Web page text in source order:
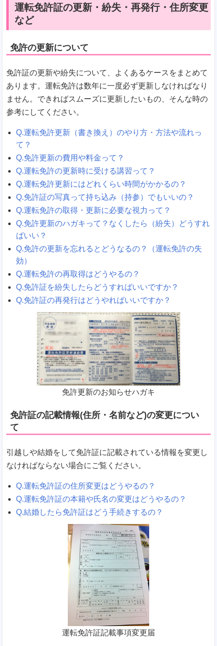
運転免許証の更新・紛失・再発行・住所変更
など
免許の更新について
免許証の更新や紛失について、よくあるケースをまとめて
あります。運転免許は数年に一度必ず更新しなければなり
ません。できればスムーズに更新したいもの、そんな時の
参考にしてください。
Q.運転免許更新（書き換え）のやり方・方法や流れっ
て？
Q.免許更新の費用や料金って？
Q.運転免許の更新時に受ける講習って？
Q.運転免許更新にはどれくらい時間がかかるの？
Q.免許証の写真って持ち込み（持参）でもいいの？
Q.運転免許の取得・更新に必要な視力って？
Q.免許更新のハガキって？なくしたら（紛失）どうすれ
ばいい？
Q.免許の更新を忘れるとどうなるの？（運転免許の失
効）
Q.運転免許の再取得はどうやるの？
Q.免許証を紛失したらどうすればいいですか？
Q.免許証の再発行はどうやればいいですか？
免許更新のお知らせハガキ
免許証の記載情報(住所・名前など)の変更につい
て
引越しや結婚をして免許証に記載されている情報を変更し
なければならない場合にご覧ください。
Q.運転免許証の住所変更はどうやるの？
Q.運転免許証の本籍や氏名の変更はどうやるの？
Q.結婚したら免許証はどう手続きするの？
運転免許証記載事項変更届